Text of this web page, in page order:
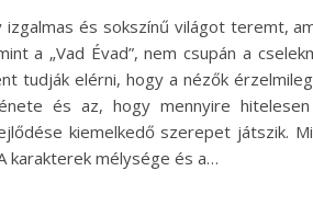
és sokszínű világot teremt,
a „Vad Évad”, nem csupán a
tudják elérni, hogy a nézők
és az, hogy mennyire
kiemelkedő szerepet játszik.
karakterek mélysége és a…